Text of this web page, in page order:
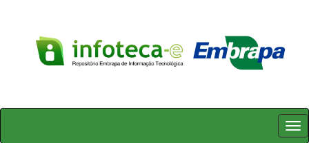
Skip